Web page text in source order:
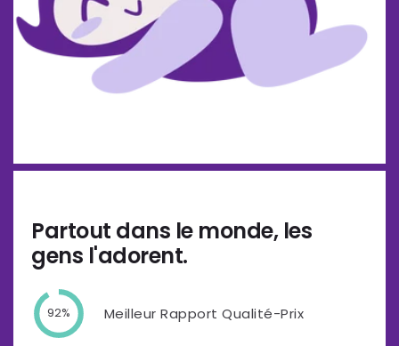
Partout dans le monde, les
gens l'adorent.
92% Meilleur Rapport Qualité-Prix